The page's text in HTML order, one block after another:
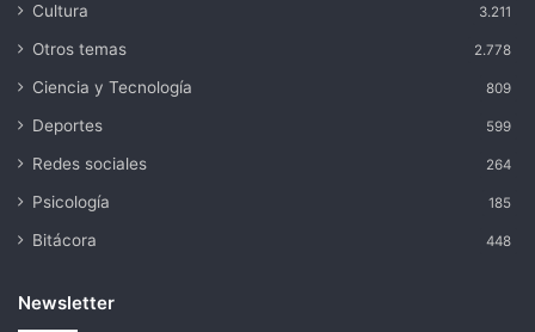
Cultura 3.211
Otros temas 2.778
Ciencia y Tecnología 809
Deportes 599
Redes sociales 264
Psicología 185
Bitácora 448
Newsletter